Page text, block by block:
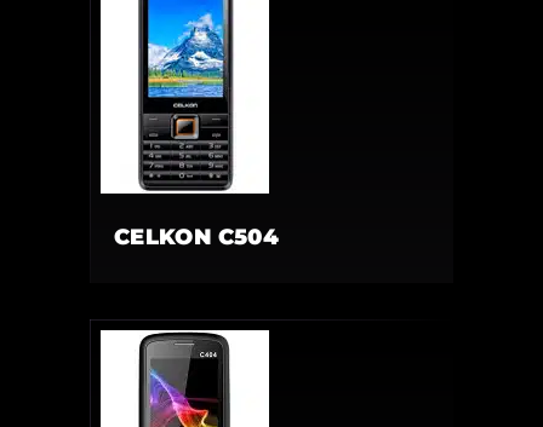
CELKON C504